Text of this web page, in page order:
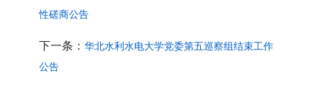
性磋商公告
下一条： 华北水利水电大学党委第五巡察组结束工作
公告